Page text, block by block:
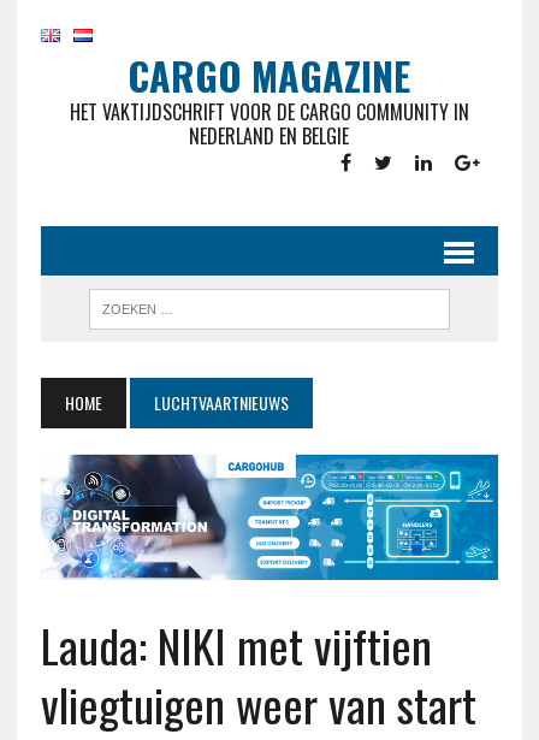
CARGO MAGAZINE
HET VAKTIJDSCHRIFT VOOR DE CARGO COMMUNITY IN
NEDERLAND EN BELGIE
HOME LUCHTVAARTNIEUWS
Lauda: NIKI met vijftien
vliegtuigen weer van start